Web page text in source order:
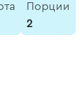
Порции
2